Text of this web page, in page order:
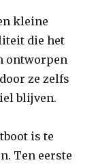
kleine
die het
ontworpen
ze zelfs
blijven.
is te
Ten eerste